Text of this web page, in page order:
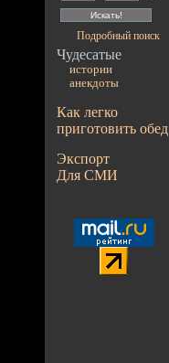
Подробный поиск
Чудесатые
истории
анекдоты
Как легко
приготовить обед
Экспорт
Для СМИ